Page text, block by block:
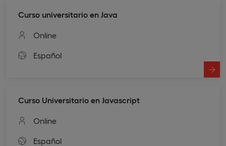
Curso universitario en Java
Online
Español
Curso Universitario en Javascript
Online
Español